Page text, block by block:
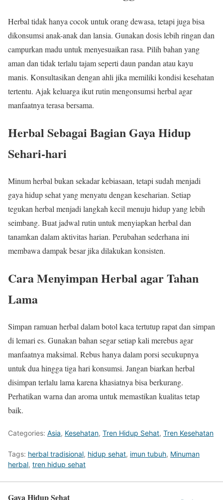
Herbal tidak hanya cocok untuk orang dewasa, tetapi juga bisa
dikonsumsi anak-anak dan lansia. Gunakan dosis lebih ringan dan
campurkan madu untuk menyesuaikan rasa. Pilih bahan yang
aman dan tidak terlalu tajam seperti daun pandan atau kayu
manis. Konsultasikan dengan ahli jika memiliki kondisi kesehatan
tertentu. Ajak keluarga ikut rutin mengonsumsi herbal agar
manfaatnya terasa bersama.
Herbal Sebagai Bagian Gaya Hidup
Sehari-hari
Minum herbal bukan sekadar kebiasaan, tetapi sudah menjadi
gaya hidup sehat yang menyatu dengan keseharian. Setiap
tegukan herbal menjadi langkah kecil menuju hidup yang lebih
seimbang. Buat jadwal rutin untuk menyiapkan herbal dan
tanamkan dalam aktivitas harian. Perubahan sederhana ini
membawa dampak besar jika dilakukan konsisten.
Cara Menyimpan Herbal agar Tahan
Lama
Simpan ramuan herbal dalam botol kaca tertutup rapat dan simpan
di lemari es. Gunakan bahan segar setiap kali merebus agar
manfaatnya maksimal. Rebus hanya dalam porsi secukupnya
untuk dua hingga tiga hari konsumsi. Jangan biarkan herbal
disimpan terlalu lama karena khasiatnya bisa berkurang.
Perhatikan warna dan aroma untuk memastikan kualitas tetap
baik.
Categories: Asia, Kesehatan, Tren Hidup Sehat, Tren Kesehatan
Tags: herbal tradisional, hidup sehat, imun tubuh, Minuman
herbal, tren hidup sehat
Gaya Hidup Sehat